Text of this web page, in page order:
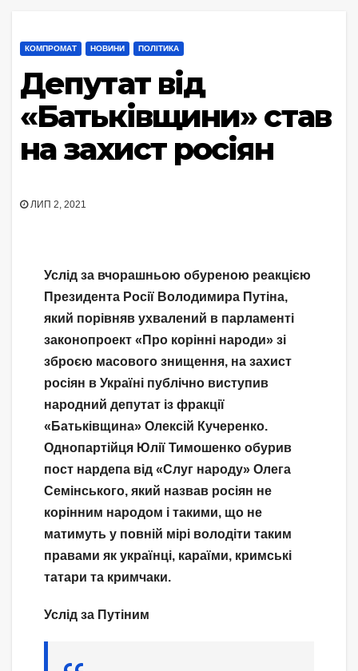
КОМПРОМАТ НОВИНИ ПОЛІТИКА
Депутат від
«Батьківщини» став
на захист росіян
ЛИП 2, 2021
Услід за вчорашньою обуреною реакцією
Президента Росії Володимира Путіна,
який порівняв ухвалений в парламенті
законопроект «Про корінні народи» зі
зброєю масового знищення, на захист
росіян в Україні публічно виступив
народний депутат із фракції
«Батьківщина» Олексій Кучеренко.
Однопартійця Юлії Тимошенко обурив
пост нардепа від «Слуг народу» Олега
Семінського, який назвав росіян не
корінним народом і такими, що не
матимуть у повній мірі володіти таким
правами як українці, караїми, кримські
татари та кримчаки.
Услід за Путіним